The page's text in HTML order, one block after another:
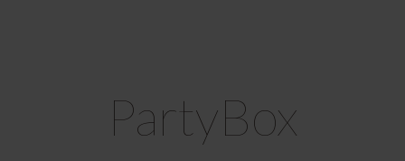
PartyBox